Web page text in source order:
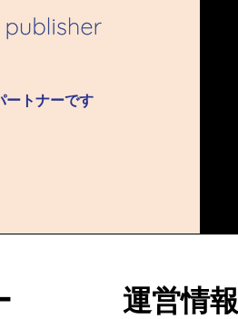
ートナーです
​運営情報